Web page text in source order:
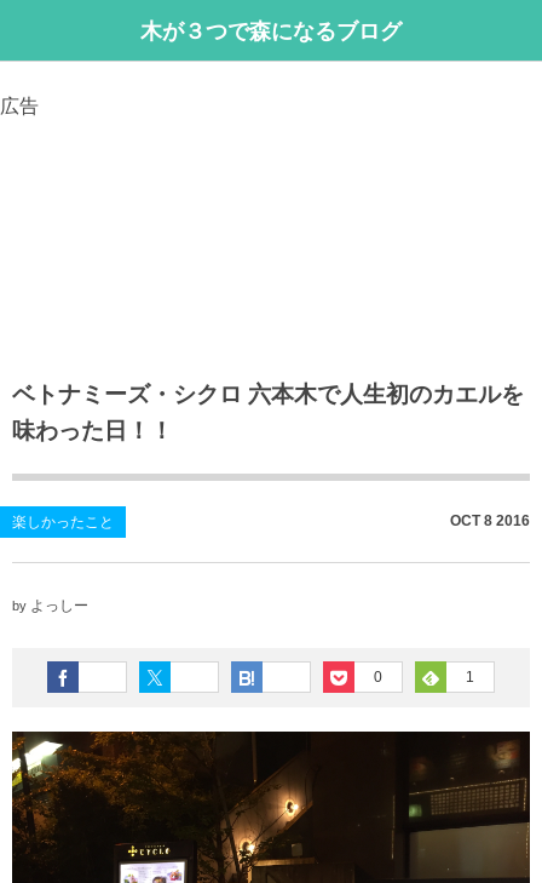
木が３つで森になるブログ
広告
ベトナミーズ・シクロ 六本木で人生初のカエルを
味わった日！！
楽しかったこと OCT 8 2016
by よっしー
0 1